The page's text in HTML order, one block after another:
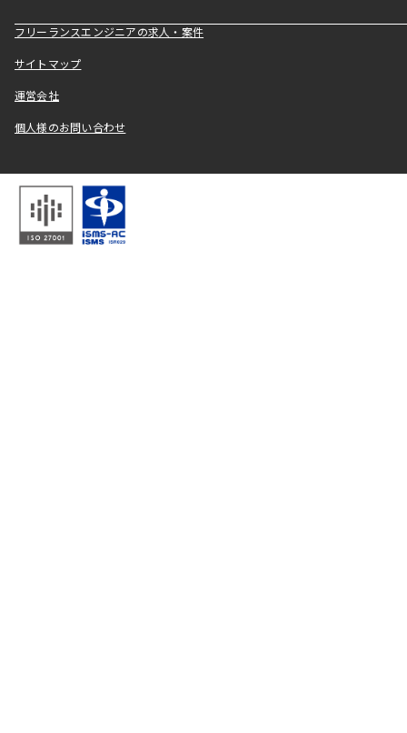
フリーランスエンジニアの求人・案件
サイトマップ
運営会社
個人様のお問い合わせ